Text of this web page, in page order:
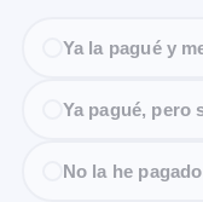
Ya la pagué y
Ya pagué, pero
No la he pagado